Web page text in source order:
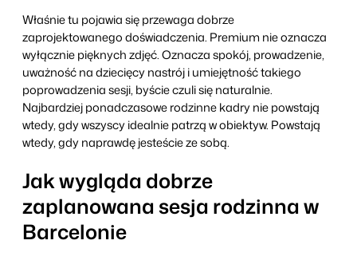
Właśnie tu pojawia się przewaga dobrze
zaprojektowanego doświadczenia. Premium nie oznacza
wyłącznie pięknych zdjęć. Oznacza spokój, prowadzenie,
uważność na dziecięcy nastrój i umiejętność takiego
poprowadzenia sesji, byście czuli się naturalnie.
Najbardziej ponadczasowe rodzinne kadry nie powstają
wtedy, gdy wszyscy idealnie patrzą w obiektyw. Powstają
wtedy, gdy naprawdę jesteście ze sobą.
Jak wygląda dobrze
zaplanowana sesja rodzinna w
Barcelonie